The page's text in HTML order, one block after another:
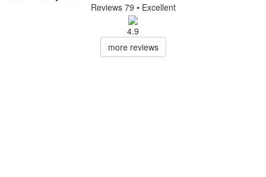
Reviews 79 • Excellent
4.9
more reviews